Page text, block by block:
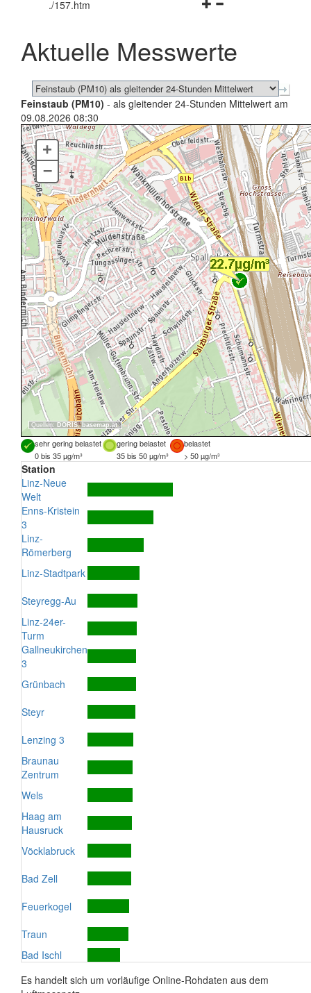
Navigationsmenü
schließen
./157.htm
Aktuelle Messwerte
Feinstaub (PM10) - als gleitender 24-Stunden Mittelwert am
09.08.2026 08:30
Quellen: DORIS, basemap.at
+
–
sehr gering belastet gering belastet
belastet
0 bis 35 µg/m³
35 bis 50 µg/m³ > 50 µg/m³
Station
Linz-Neue
Welt
Enns-Kristein
3
Linz-
Römerberg
Linz-Stadtpark
Steyregg-Au
Linz-24er-
Turm
Gallneukirchen
3
Grünbach
Steyr
Lenzing 3
Braunau
Zentrum
Wels
Haag am
Hausruck
Vöcklabruck
Bad Zell
Feuerkogel
Traun
Bad Ischl
Es handelt sich um vorläufige Online-Rohdaten aus dem